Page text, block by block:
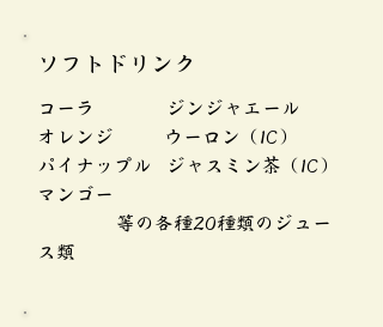
​ソフトドリンク
コーラ ジンジャエール
オレンジ ウーロン（IC）
パイナップル ジャスミン茶（IC）
マンゴー
等の各種20種類のジュー
ス類